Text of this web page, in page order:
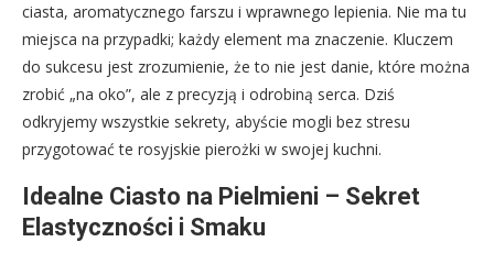
ciasta, aromatycznego farszu i wprawnego lepienia. Nie ma tu
miejsca na przypadki; każdy element ma znaczenie. Kluczem
do sukcesu jest zrozumienie, że to nie jest danie, które można
zrobić „na oko”, ale z precyzją i odrobiną serca. Dziś
odkryjemy wszystkie sekrety, abyście mogli bez stresu
przygotować te rosyjskie pierożki w swojej kuchni.
Idealne Ciasto na Pielmieni – Sekret
Elastyczności i Smaku